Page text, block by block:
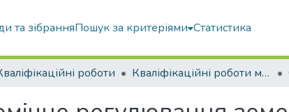
та зібранняПошук за критеріями Статистика
роботи Кваліфікаційні роботи магістрів